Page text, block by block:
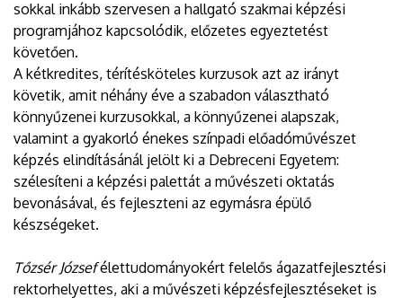
sokkal inkább szervesen a hallgató szakmai képzési
programjához kapcsolódik, előzetes egyeztetést
követően.
A kétkredites, térítésköteles kurzusok azt az irányt
követik, amit néhány éve a szabadon választható
könnyűzenei kurzusokkal, a könnyűzenei alapszak,
valamint a gyakorló énekes színpadi előadóművészet
képzés elindításánál jelölt ki a Debreceni Egyetem:
szélesíteni a képzési palettát a művészeti oktatás
bevonásával, és fejleszteni az egymásra épülő
készségeket.
Tőzsér Józsefélettudományokért felelős ágazatfejlesztési
rektorhelyettes, aki a művészeti képzésfejlesztéseket is